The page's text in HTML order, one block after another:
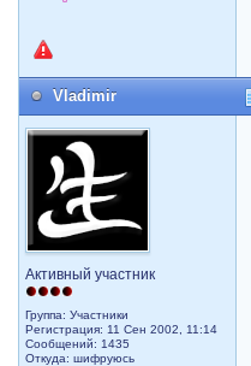
Vladimir
Активный участник
Группа: Участники
Регистрация: 11 Сен 2002, 11:14
Сообщений: 1435
Откуда: шифруюсь